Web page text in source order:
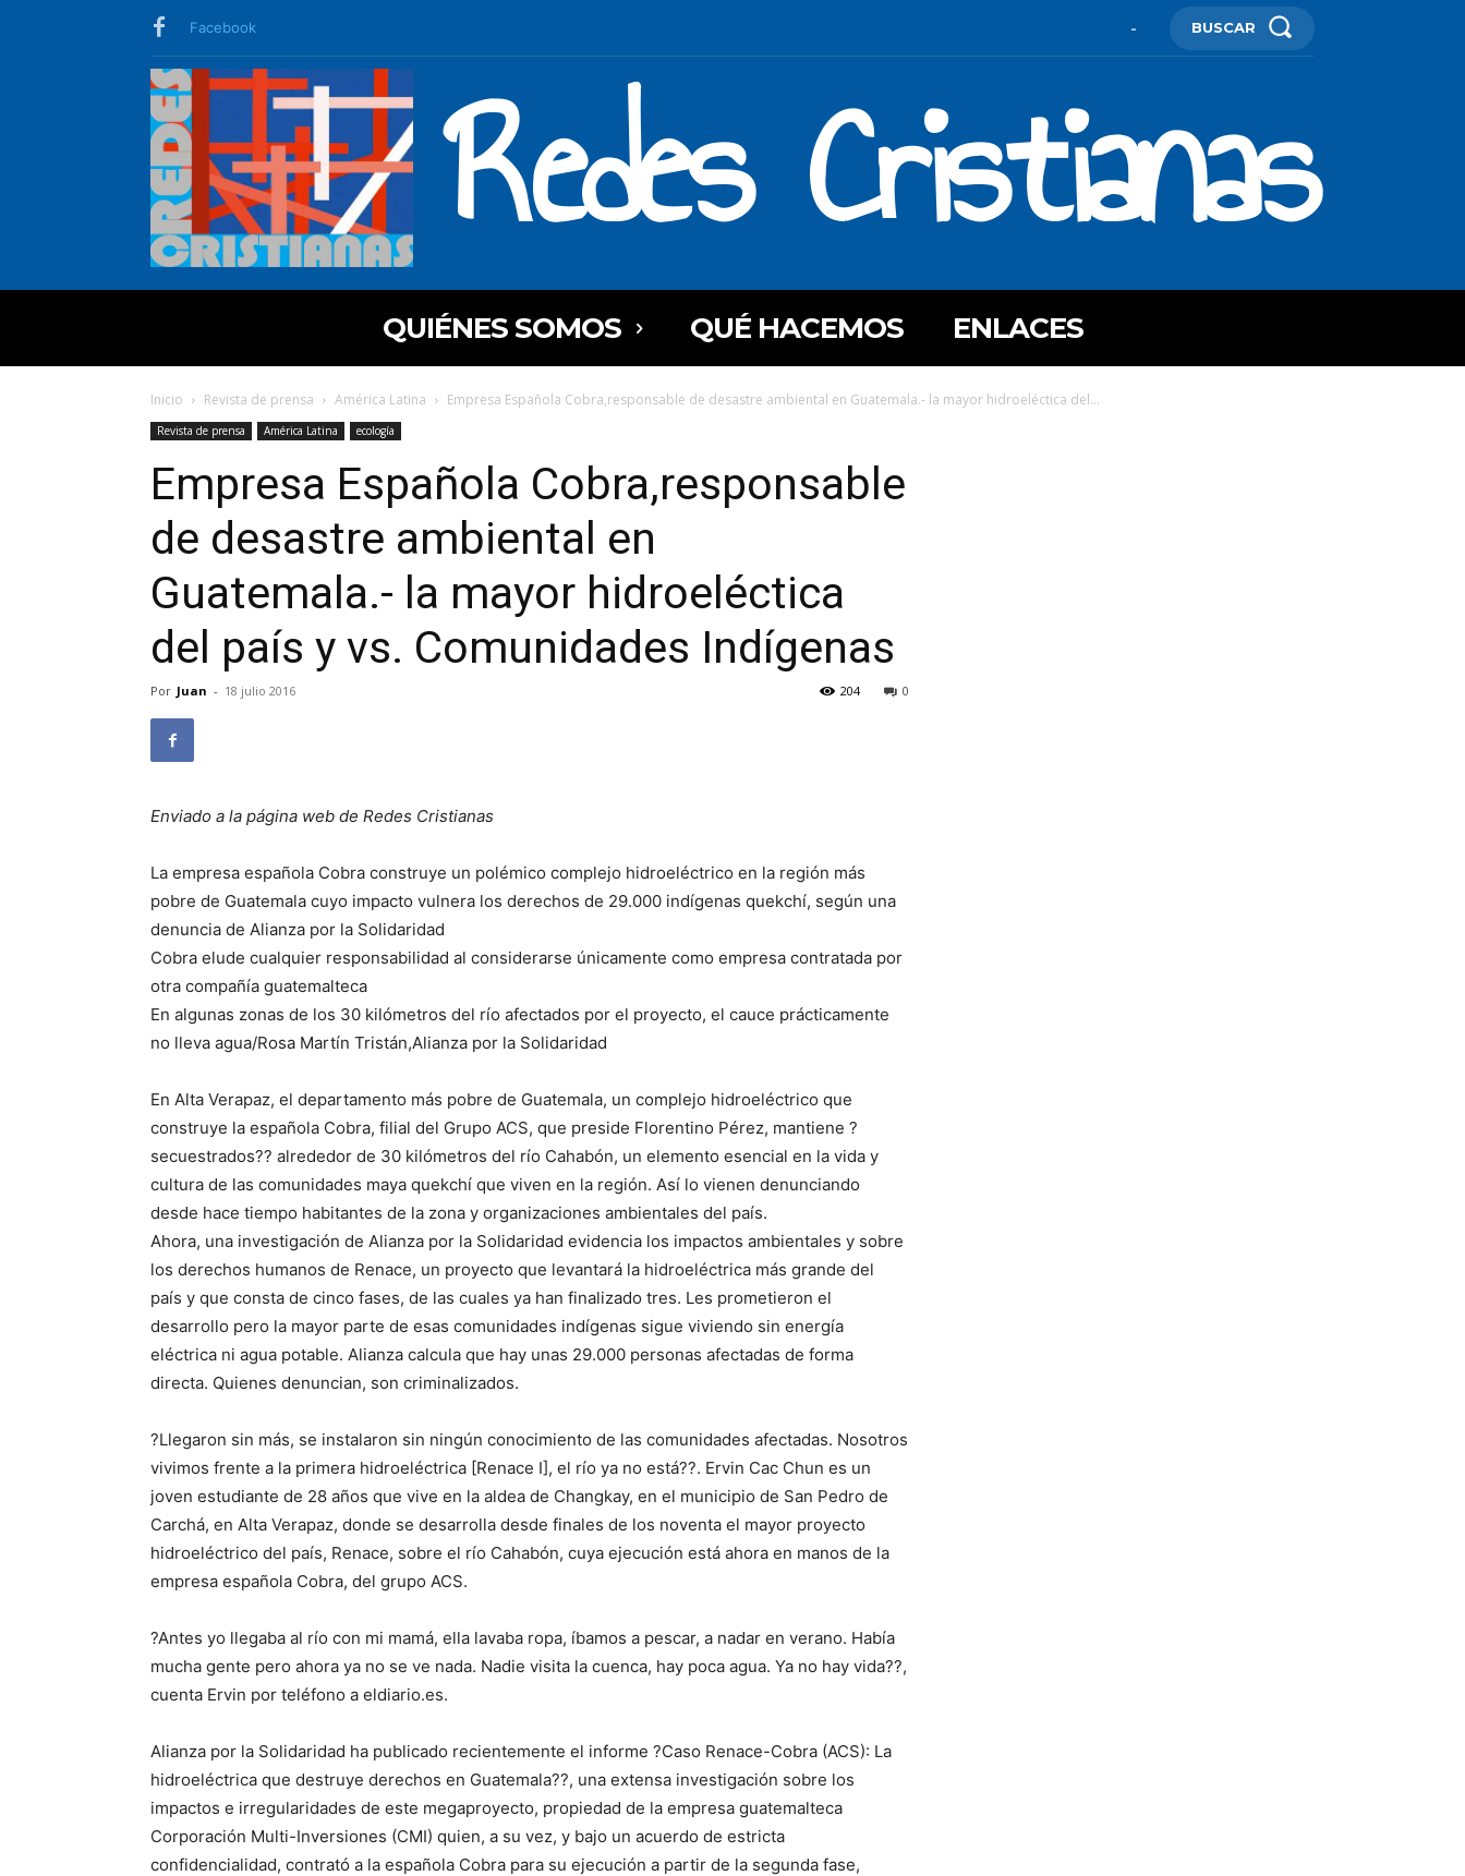
Facebook - BUSCAR
Redes Cristianas
QUIÉNES SOMOS QUÉ HACEMOS ENLACES
Inicio Revista de prensa América Latina Empresa Española Cobra,responsable de desastre ambiental en Guatemala.- la mayor hidroeléctica del...
Revista de prensa América Latina ecología
Empresa Española Cobra,responsable
de desastre ambiental en
Guatemala.- la mayor hidroeléctica
del país y vs. Comunidades Indígenas
Por Juan - 18 julio 2016 0
204
Enviado a la página web de Redes Cristianas
La empresa española Cobra construye un polémico complejo hidroeléctrico en la región más
pobre de Guatemala cuyo impacto vulnera los derechos de 29.000 indígenas quekchí, según una
denuncia de Alianza por la Solidaridad
Cobra elude cualquier responsabilidad al considerarse únicamente como empresa contratada por
otra compañía guatemalteca
En algunas zonas de los 30 kilómetros del río afectados por el proyecto, el cauce prácticamente
no lleva agua/Rosa Martín Tristán,Alianza por la Solidaridad
En Alta Verapaz, el departamento más pobre de Guatemala, un complejo hidroeléctrico que
construye la española Cobra, filial del Grupo ACS, que preside Florentino Pérez, mantiene ?
secuestrados?? alrededor de 30 kilómetros del río Cahabón, un elemento esencial en la vida y
cultura de las comunidades maya quekchí que viven en la región. Así lo vienen denunciando
desde hace tiempo habitantes de la zona y organizaciones ambientales del país.
Ahora, una investigación de Alianza por la Solidaridad evidencia los impactos ambientales y sobre
los derechos humanos de Renace, un proyecto que levantará la hidroeléctrica más grande del
país y que consta de cinco fases, de las cuales ya han finalizado tres. Les prometieron el
desarrollo pero la mayor parte de esas comunidades indígenas sigue viviendo sin energía
eléctrica ni agua potable. Alianza calcula que hay unas 29.000 personas afectadas de forma
directa. Quienes denuncian, son criminalizados.
?Llegaron sin más, se instalaron sin ningún conocimiento de las comunidades afectadas. Nosotros
vivimos frente a la primera hidroeléctrica [Renace I], el río ya no está??. Ervin Cac Chun es un
joven estudiante de 28 años que vive en la aldea de Changkay, en el municipio de San Pedro de
Carchá, en Alta Verapaz, donde se desarrolla desde finales de los noventa el mayor proyecto
hidroeléctrico del país, Renace, sobre el río Cahabón, cuya ejecución está ahora en manos de la
empresa española Cobra, del grupo ACS.
?Antes yo llegaba al río con mi mamá, ella lavaba ropa, íbamos a pescar, a nadar en verano. Había
mucha gente pero ahora ya no se ve nada. Nadie visita la cuenca, hay poca agua. Ya no hay vida??,
cuenta Ervin por teléfono a eldiario.es.
Alianza por la Solidaridad ha publicado recientemente el informe ?Caso Renace-Cobra (ACS): La
hidroeléctrica que destruye derechos en Guatemala??, una extensa investigación sobre los
impactos e irregularidades de este megaproyecto, propiedad de la empresa guatemalteca
Corporación Multi-Inversiones (CMI) quien, a su vez, y bajo un acuerdo de estricta
confidencialidad, contrató a la española Cobra para su ejecución a partir de la segunda fase,